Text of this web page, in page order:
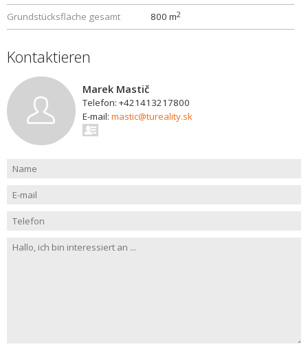
Grundstücksfläche gesamt
800 m2
Kontaktieren
Marek Mastič
Telefon: +421413217800
E-mail: mastic@tureality.sk